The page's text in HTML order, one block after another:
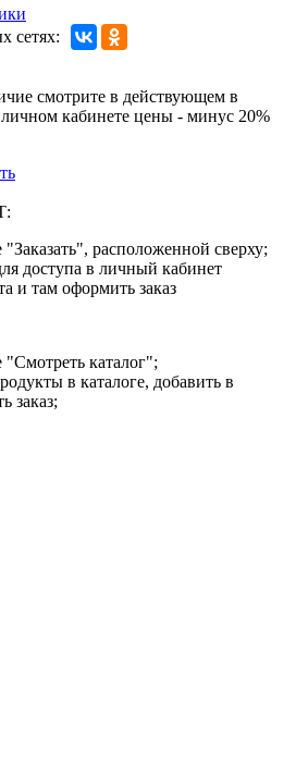
сетях:
смотрите в действующем в
кабинете цены - минус 20%
расположенной сверху;
доступа в личный кабинет
и там оформить заказ
каталог";
в каталоге, добавить в
заказ;